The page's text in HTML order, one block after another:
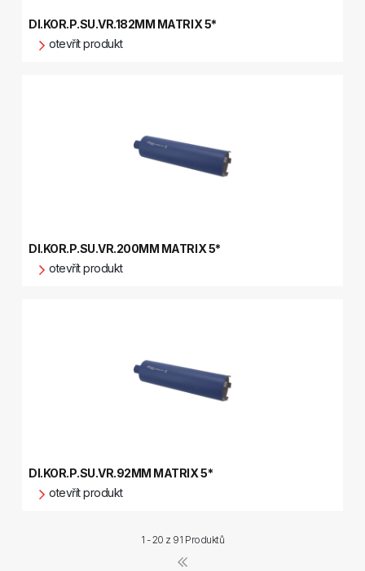
DI.KOR.P.SU.VR.182MM MATRIX 5*
otevřít produkt
DI.KOR.P.SU.VR.200MM MATRIX 5*
otevřít produkt
DI.KOR.P.SU.VR.92MM MATRIX 5*
otevřít produkt
1 - 20 z 91 Produktů